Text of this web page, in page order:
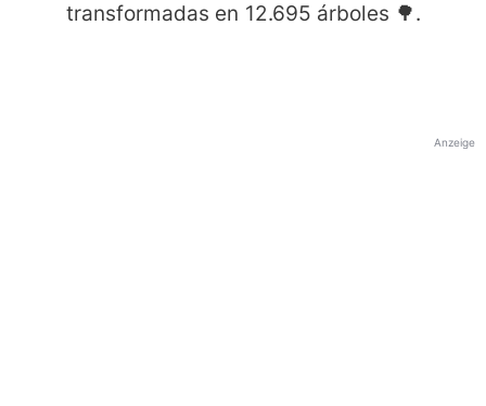
transformadas en 12.695 árboles 🌳.
Anzeige